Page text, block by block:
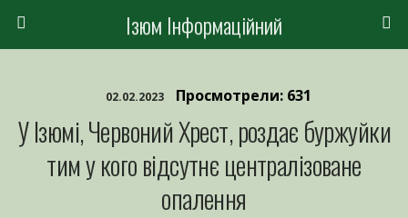
Ізюм Інформаційний
02.02.2023 Просмотрели: 631
У Ізюмі, Червоний Хрест, роздає буржуйки
тим у кого відсутнє централізоване
опалення